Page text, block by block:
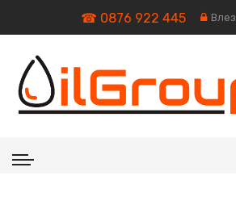
☎ 0876 922 445 Влез